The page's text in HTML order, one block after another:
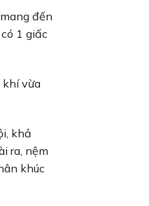
đến
1 giấc
khí vừa
khả
ra, nệm
khúc